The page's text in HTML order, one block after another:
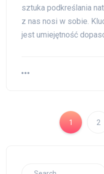
sztuka podkreślania
z nas nosi w sobie.
jest umiejętność
1 2